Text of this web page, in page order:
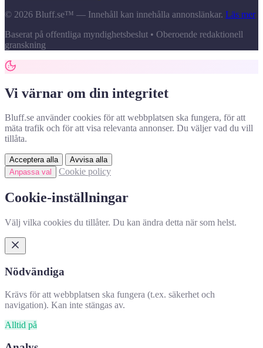
© 2026 Bluff.se™ — Innehåll kan innehålla annonslänkar. Läs mer
Baserat på offentliga myndighetsbeslut • Oberoende redaktionell
granskning
Vi värnar om din integritet
Bluff.se använder cookies för att webbplatsen ska fungera, för att
mäta trafik och för att visa relevanta annonser. Du väljer vad du vill
tillåta.
Acceptera alla
Avvisa alla
Anpassa val
Cookie policy
Cookie-inställningar
Välj vilka cookies du tillåter. Du kan ändra detta när som helst.
Nödvändiga
Krävs för att webbplatsen ska fungera (t.ex. säkerhet och
navigation). Kan inte stängas av.
Alltid på